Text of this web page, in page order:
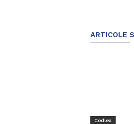
ARTICOLE
Codlea